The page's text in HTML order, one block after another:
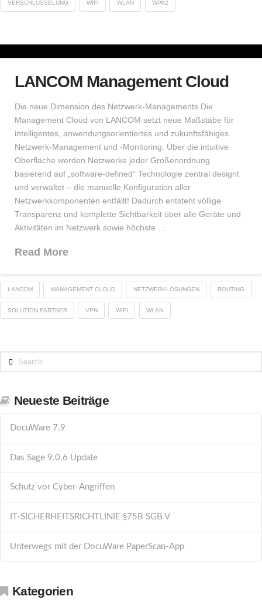
VERSCHLÜSSELUNG WIFI WLAN WPA2
LANCOM Management Cloud
Die neue Dimension des Netzwerk-Managements Die
Management Cloud von LANCOM setzt neue Maßstäbe für
intelligentes, anwendungsorientiertes und zukunftsfähiges
Netzwerk-Management und -Monitoring. Über die intuitive
Oberfläche werden Netzwerke jeder Größenordnung
basierend auf „software-defined“ Technologie zentral designt
und verwaltet – die manuelle Konfiguration aller
Netzwerkkomponenten entfällt! Dadurch entsteht völlige
Transparenz und komplette Sichtbarkeit über alle Geräte und
Aktivitäten im Netzwerk sowie höchste …
Read More
LANCOM MANAGEMENT CLOUD NETZWERKLÖSUNGEN ROUTING
SOLUTION PARTNER VPN WIFI WLAN
Search
Neueste Beiträge
DocuWare 7.9
Das Sage 9.0.6 Update
Schutz vor Cyber-Angriffen
IT-SICHERHEITSRICHTLINIE §75B SGB V
Unterwegs mit der DocuWare PaperScan-App
Kategorien